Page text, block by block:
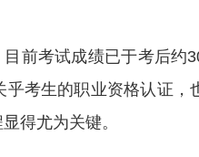
前考试成绩已于考后约
考生的职业资格认证，
得尤为关键。